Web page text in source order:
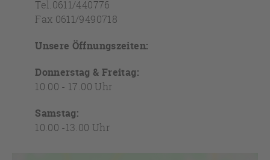
Tel.0611/440776
Fax 0611/9490718
Unsere Öffnungszeiten:
Donnerstag & Freitag:
10.00 - 17.00 Uhr
Samstag:
10.00 -13.00 Uhr